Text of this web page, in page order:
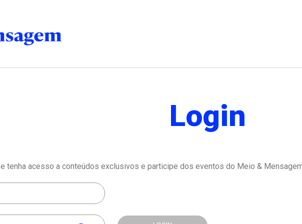
Login
e tenha acesso a conteúdos exclusivos e participe dos eventos do Meio &